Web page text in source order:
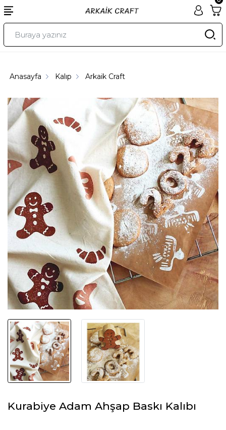
Anasayfa Kalıp Arkaik Craft
Kurabiye Adam Ahşap Baskı Kalıbı